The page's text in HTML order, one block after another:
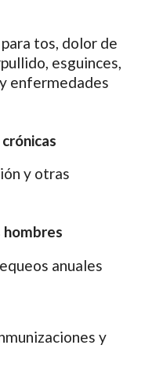
tos, dolor de
esguinces,
enfermedades
y otras
hombres
anuales
y